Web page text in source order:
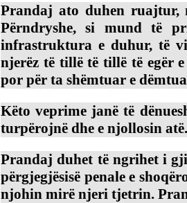
Prandaj ato duhen ruajtur,
Përndryshe, si mund të
infrastruktura e duhur, të
njerëz të tillë të tillë të egër
por për ta shëmtuar e
Këto veprime janë të
turpërojnë dhe e njollosin atë.
Prandaj duhet të ngrihet i
përgjegjësisë penale e
njohin mirë njeri tjetrin.